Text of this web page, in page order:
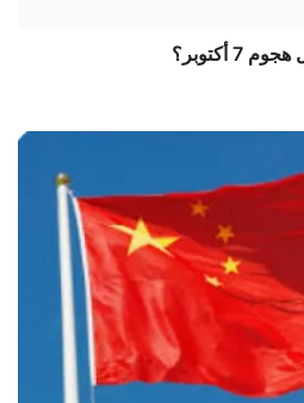
أكتوبر؟